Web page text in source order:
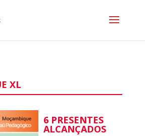
XL
6 PRESENTES
ALCANÇADOS